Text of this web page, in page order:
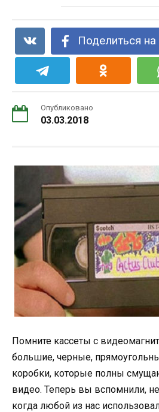
Поделиться
Опубликовано
03.03.2018
Помните кассеты с
большие, черные,
коробки, которые полны
видео. Теперь вы вспомнили,
когда любой из нас